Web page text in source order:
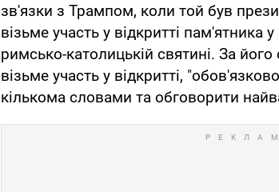
зв'язки з Трампом, коли той був
візьме участь у відкритті пам'ятника
римсько-католицькій святині. За
візьме участь у відкритті,
кількома словами та обговорити